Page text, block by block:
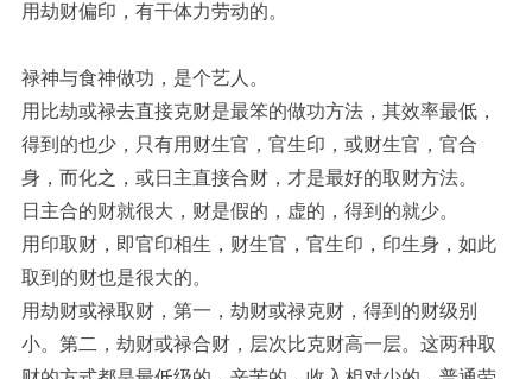
用劫财偏印，有干体力劳动的。
禄神与食神做功，是个艺人。
用比劫或禄去直接克财是最笨的做功方法，其效率最低，
得到的也少，只有用财生官，官生印，或财生官，官合
身，而化之，或日主直接合财，才是最好的取财方法。
日主合的财就很大，财是假的，虚的，得到的就少。
用印取财，即官印相生，财生官，官生印，印生身，如此
取到的财也是很大的。
用劫财或禄取财，第一，劫财或禄克财，得到的财级别
小。第二，劫财或禄合财，层次比克财高一层。这两种取